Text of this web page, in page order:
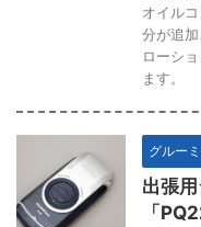
オイル
分が追
ローシ
ます。
グルー
出張
「